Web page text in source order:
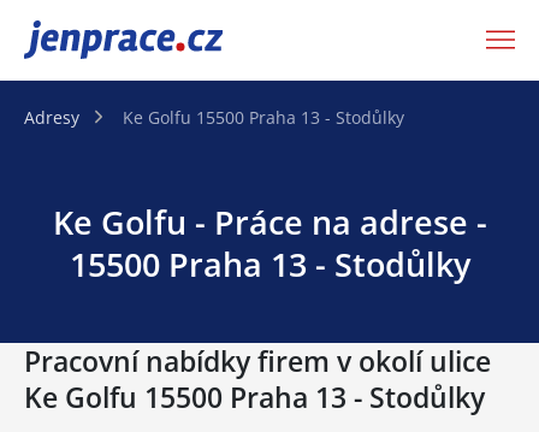
JenPráce.cz
Adresy Ke Golfu 15500 Praha 13 - Stodůlky
Ke Golfu - Práce na adrese -
15500 Praha 13 - Stodůlky
Pracovní nabídky firem v okolí ulice
Ke Golfu 15500 Praha 13 - Stodůlky